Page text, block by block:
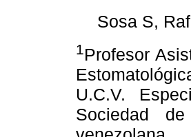
Sosa S,
1Profesor
U.C.V.
Sociedad